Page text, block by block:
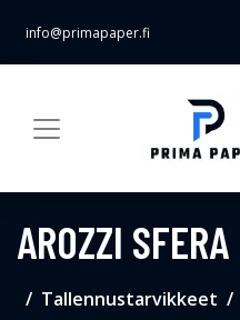
info@primapaper.fi
AROZZI
Tallennustarvikkeet